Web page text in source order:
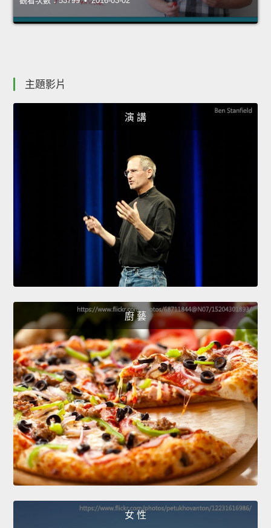
主題影片
演 講
廚 藝
女 性